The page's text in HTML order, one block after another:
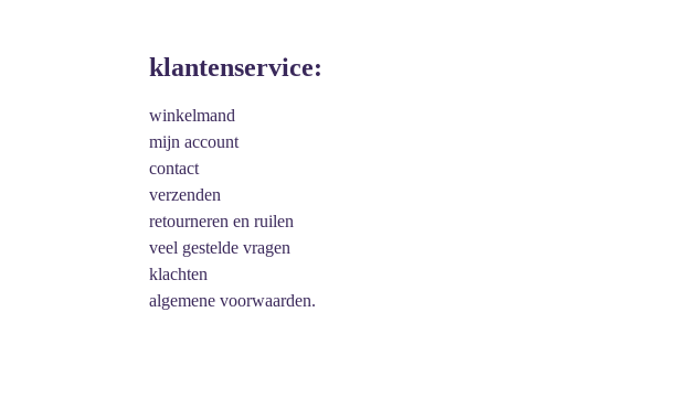
klantenservice:
winkelmand
mijn account
contact
verzenden
retourneren en ruilen
veel gestelde vragen
klachten
algemene voorwaarden.